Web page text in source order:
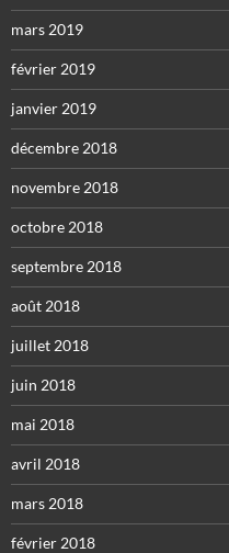
mars 2019
février 2019
janvier 2019
décembre 2018
novembre 2018
octobre 2018
septembre 2018
août 2018
juillet 2018
juin 2018
mai 2018
avril 2018
mars 2018
février 2018